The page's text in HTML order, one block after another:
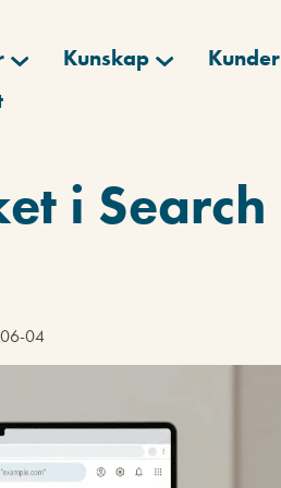
Kunskap Kunder
i Search
04